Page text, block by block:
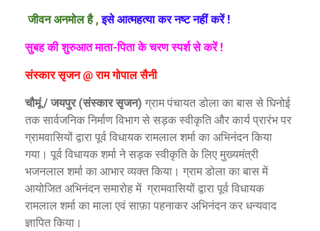
जीवनअनमोल है ,इसे आत्महत्या कर नष्ट नहीं करें!
सुबह की शुरुआत माता-पिता के चरण स्पर्श से करें !
संस्कार सृजन@राम गोपाल सैनी
चौमूं / जयपुर (संस्कार सृजन) ग्राम पंचायत डोला का बास से घिनोई
तक सार्वजनिक निर्माण विभाग से सड़क स्वीकृति और कार्य प्रारंभ पर
ग्रामवासियों द्वारा पूर्व विधायक रामलाल शर्मा का अभिनंदन किया
गया। पूर्व विधायक शर्मा ने सड़क स्वीकृति के लिए मुख्यमंत्री
भजनलाल शर्मा का आभार व्यक्त किया। ग्राम डोला का बास में
आयोजित अभिनंदन समारोह में ग्रामवासियों द्वारा पूर्व विधायक
रामलाल शर्मा का माला एवं साफ़ा पहनाकर अभिनंदन कर धन्यवाद
ज्ञापित किया।